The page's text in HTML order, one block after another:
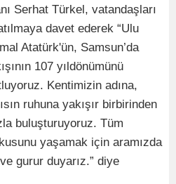
Serhat Türkel, vatandaşları
davet ederek “Ulu
Atatürk'ün, Samsun’da
107 yıldönümünü
Kentimizin adına,
ruhuna yakışır birbirinden
buluşturuyoruz. Tüm
yaşamak için aramızda
gurur duyarız.” diye